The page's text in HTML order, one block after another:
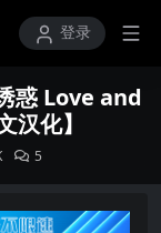
知中心登录
惑 Love and
化】
5